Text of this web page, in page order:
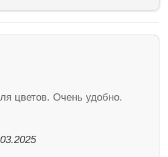
цветов. Очень удобно.